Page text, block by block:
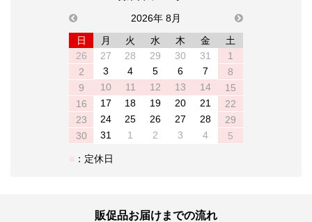
previous
2026年 8月
next
日
月 火 水 木 金
土
26
27 28 29 30 31
1
2
3 4 5 6 7
8
9
10 11 12 13 14
15
16
17 18 19 20 21
22
23
24 25 26 27 28
29
30
31 1 2 3 4 5
：定休日
販促品お届けまでの流れ